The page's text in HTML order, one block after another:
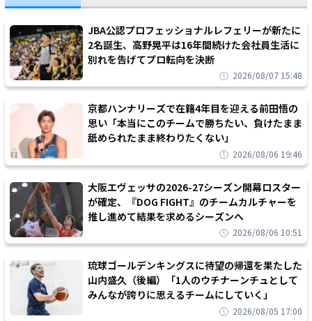
JBA公認プロフェッショナルレフェリーが新たに
2名誕生、高野晃平は16年間続けた会社員生活に
別れを告げてプロ転向を決断
2026/08/07 15:48
京都ハンナリーズで在籍4年目を迎える前田悟の
思い「本当にこのチームで勝ちたい、負けたまま
舐められたまま終わりたくない」
2026/08/06 19:46
大阪エヴェッサの2026-27シーズン開幕ロスター
が確定、『DOG FIGHT』のチームカルチャーを
推し進めて結果を求めるシーズンへ
2026/08/06 10:51
琉球ゴールデンキングスに待望の帰還を果たした
山内盛久（後編）「1人のウチナーンチュとして
みんなが誇りに思えるチームにしていく」
2026/08/05 17:00